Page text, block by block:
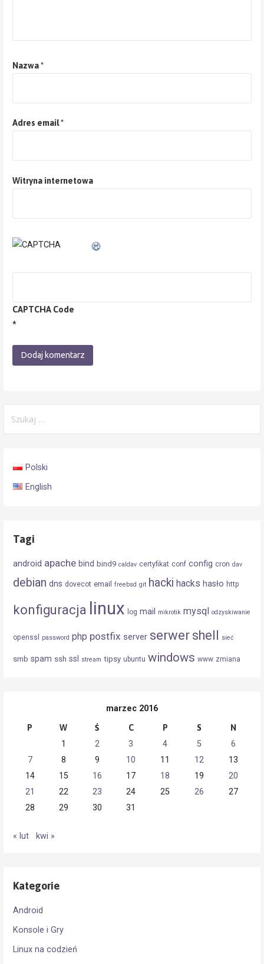
Nazwa*
Adres email*
Witryna internetowa
CAPTCHA Code
*
Polski
English
Tagi
android apache bind bind9 caldav certyfikat conf config cron dav
debian dns dovecot email freebsd git hacki hacks hasło http
konfiguracja linux log mail mikrotik mysql odzyskiwanie
openssl password php postfix server serwer shell sieć
smb spam ssh ssl stream tipsy ubuntu windows www zmiana
marzec 2016
P W Ś C P S N
1 2 3 4 5
6
7
8 9 10 11 12
13
14
15 16 17 18 19
20
21
22 23 24 25 26
27
28
29 30 31
« lut kwi »
Kategorie
Android
Konsole i Gry
Linux na codzień